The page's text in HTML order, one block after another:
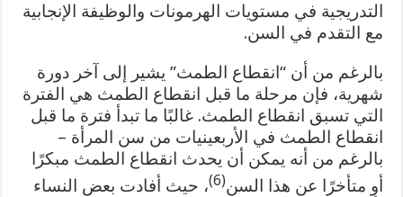
التدريجية في مستويات الهرمونات والوظيفة الإنجابية
مع التقدم في السن.
بالرغم من أن “انقطاع الطمث” يشير إلى آخر دورة
شهرية، فإن مرحلة ما قبل انقطاع الطمث هي الفترة
التي تسبق انقطاع الطمث. غالبًا ما تبدأ فترة ما قبل
انقطاع الطمث في الأربعينيات من سن المرأة –
بالرغم من أنه يمكن أن يحدث انقطاع الطمث مبكرًا
أو متأخرًا عن هذا السن(6)
، حيث أفادت بعض النساء